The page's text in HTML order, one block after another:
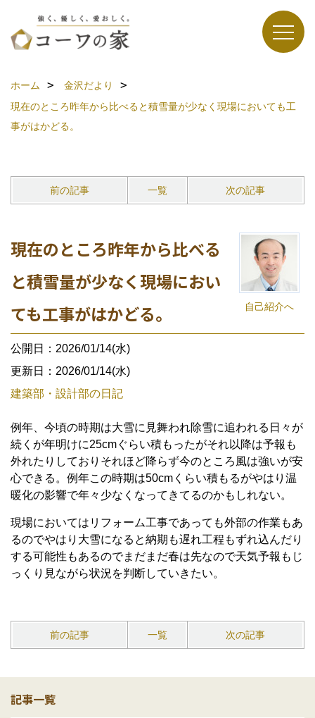
ホーム
金沢だより
現在のところ昨年から比べると積雪量が少なく現場においても工
事がはかどる。
前の記事 一覧 次の記事
自己紹介へ
現在のところ昨年から比べる
と積雪量が少なく現場におい
ても工事がはかどる。
公開日：2026/01/14(水)
更新日：2026/01/14(水)
建築部・設計部の日記
例年、今頃の時期は大雪に見舞われ除雪に追われる日々が
続くが年明けに25cmぐらい積もったがそれ以降は予報も
外れたりしておりそれほど降らず今のところ風は強いが安
心できる。例年この時期は50cmくらい積もるがやはり温
暖化の影響で年々少なくなってきてるのかもしれない。
現場においてはリフォーム工事であっても外部の作業もあ
るのでやはり大雪になると納期も遅れ工程もずれ込んだり
する可能性もあるのでまだまだ春は先なので天気予報もじ
っくり見ながら状況を判断していきたい。
前の記事 一覧 次の記事
記事一覧